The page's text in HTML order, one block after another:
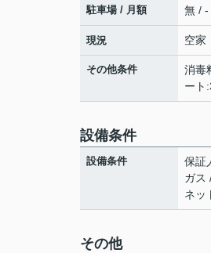
駐車場 / 月額 無 / -
現況 空家
その他条件
消毒
ート
設備条件
設備条件
保証
ガス
ネッ
その他